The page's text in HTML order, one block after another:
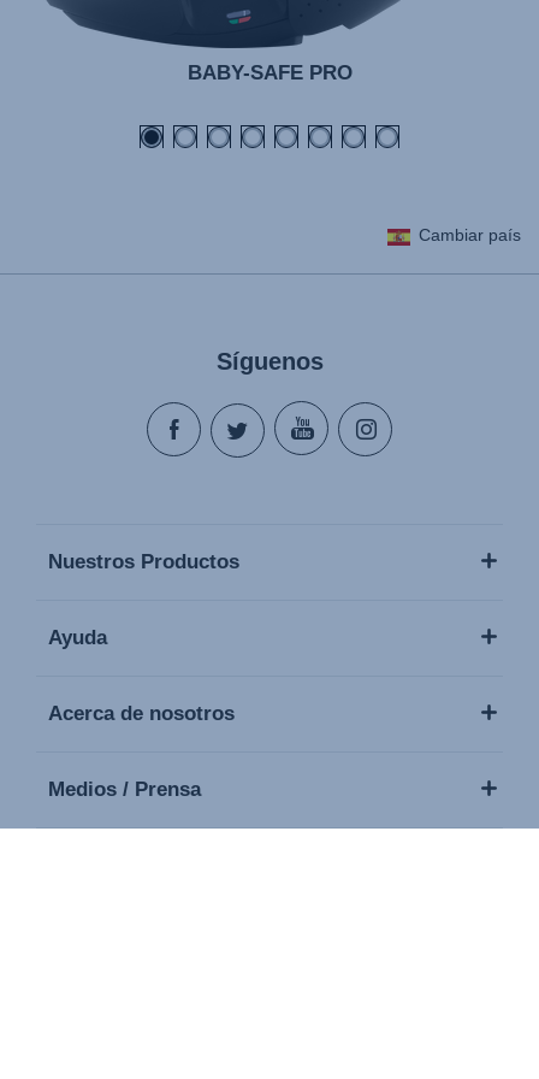
BABY-SAFE PRO
Cambiar país
Síguenos
Nuestros Productos
Ayuda
Acerca de nosotros
Medios / Prensa